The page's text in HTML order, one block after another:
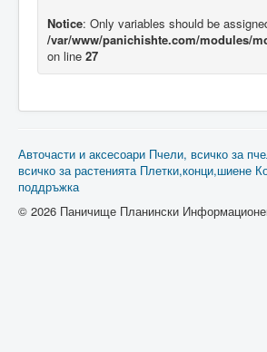
Notice: Only variables should be
/var/www/panichishte.com/modules/
on line 27
Авточасти и аксесоари Пчели, всичко за
всичко за растенията Плетки,конци,шиене
поддръжка
© 2026 Паничище Планински